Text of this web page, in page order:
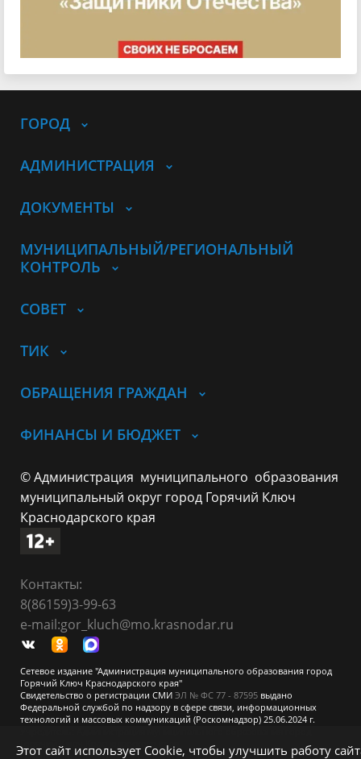
ГОРОД
АДМИНИСТРАЦИЯ
ДОКУМЕНТЫ
МУНИЦИПАЛЬНЫЙ/РЕГИОНАЛЬНЫЙ
КОНТРОЛЬ
СОВЕТ
ТИК
ОБРАЩЕНИЯ ГРАЖДАН
ФИНАНСЫ И БЮДЖЕТ
© Администрация муниципального образования
муниципальный округ город Горячий Ключ
Краснодарского края
Контакты:
8(86159)3-99-63
e-mail:gor_kluch@mo.krasnodar.ru
Сетевое издание "Администрация муниципального образования город
Горячий Ключ Краснодарского края"
Свидетельство о регистрации СМИ ЭЛ № ФС 77 - 87595 выдано
Федеральной службой по надзору в сфере связи, информационных
технологий и массовых коммуникаций (Роскомнадзор) 25.06.2024 г.
Горячий Ключ Краснодарского края
При перепечатке и использовании информации ссылка на источник
Этот сайт использует Cookie, чтобы улучшить работу